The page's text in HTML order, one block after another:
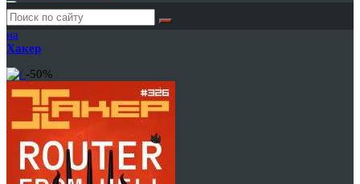
Годовая
подписка
на
Хакер
-50%